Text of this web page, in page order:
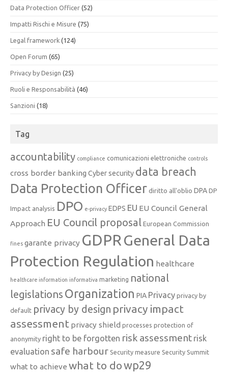
Data Protection Officer (52)
Impatti Rischi e Misure (75)
Legal framework (124)
Open Forum (65)
Privacy by Design (25)
Ruoli e Responsabilità (46)
Sanzioni (18)
Tag
accountability compliance comunicazioni elettroniche controls
cross border banking Cyber security data breach
Data Protection Officer diritto all'oblio DPA DP
Impact analysis DPO e-privacy EDPS EU EU Council General
Approach EU Council proposal European Commission
fines garante privacy GDPRGeneral Data
Protection Regulation healthcare
healthcare information informativa marketing national
legislations Organization PIA Privacy privacy by
default privacy by design privacy impact
assessment privacy shield processes protection of
anonymity right to be forgotten risk assessment risk
evaluation safe harbour Security measure Security Summit
what to achieve what to dowp29